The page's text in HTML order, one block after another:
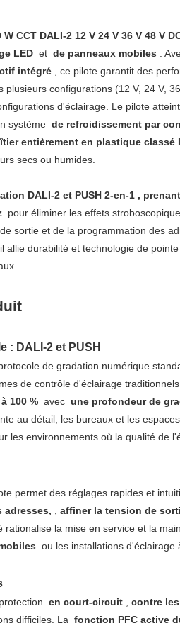
CCT DALI-2 12 V 24 V 36 V 48 V
LED et de panneaux mobiles .
intégré
, ce pilote garantit des
plusieurs configurations (12 V, 24 V,
d'éclairage. Le pilote atteint
système de refroidissement par
entièrement en plastique classé
secs ou humides.
DALI-2 et PUSH 2-en-1 ,
pour éliminer les effets
sortie et de la programmation des
, il allie durabilité et technologie de
: DALI-2 et PUSH
protocole de gradation numérique
de contrôle d'éclairage
100 % avec une profondeur de
au détail, les bureaux et les
les environnements où la qualité de
permet des réglages rapides et
adresses, affiner la tension de
la mise en service et la
ou les installations d'éclairage
en court-circuit contre
difficiles. La fonction PFC active